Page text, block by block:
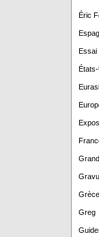
Éric
Essai
Grèce
Greg